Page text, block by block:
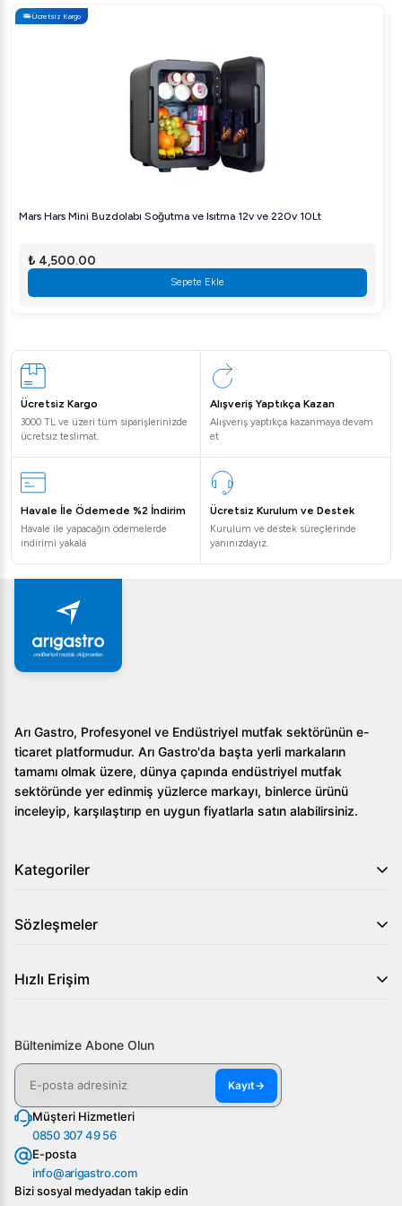
Ücretsiz Kargo
Mars Hars Mini Buzdolabı Soğutma ve Isıtma 12v ve 220v 10Lt
₺ 4,500.00
Sepete Ekle
Ücretsiz Kargo
3000 TL ve üzeri tüm siparişlerinizde
ücretsiz teslimat.
Alışveriş Yaptıkça Kazan
Alışveriş yaptıkça kazanmaya devam
et
Havale İle Ödemede %2 İndirim
Havale ile yapacağın ödemelerde
indirimi yakala
Ücretsiz Kurulum ve Destek
Kurulum ve destek süreçlerinde
yanınızdayız.
Arı Gastro, Profesyonel ve Endüstriyel mutfak sektörünün e-
ticaret platformudur. Arı Gastro'da başta yerli markaların
tamamı olmak üzere, dünya çapında endüstriyel mutfak
sektöründe yer edinmiş yüzlerce markayı, binlerce ürünü
inceleyip, karşılaştırıp en uygun fiyatlarla satın alabilirsiniz.
Kategoriler
Sözleşmeler
Hızlı Erişim
Bültenimize Abone Olun
Kayıt→
Müşteri Hizmetleri
0850 307 49 56
E-posta
info@arigastro.com
Bizi sosyal medyadan takip edin